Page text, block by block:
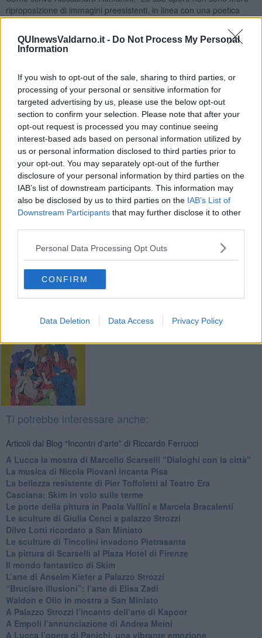
QUInewsValdarno.it - Do Not Process My Personal
Information
If you wish to opt-out of the sale, sharing to third parties, or
processing of your personal or sensitive information for
targeted advertising by us, please use the below opt-out
section to confirm your selection. Please note that after your
opt-out request is processed you may continue seeing
interest-based ads based on personal information utilized by
us or personal information disclosed to third parties prior to
your opt-out. You may separately opt-out of the further
disclosure of your personal information by third parties on the
IAB’s list of downstream participants. This information may
also be disclosed by us to third parties on the IAB’s List of
Downstream Participants that may further disclose it to other
Personal Data Processing Opt Outs
CONFIRM
Data Deletion Data Access Privacy Policy
riproposizione di immagini preesistenti, in linea con una poetica
delle pitcures, semplicemente riconnotate da alterazioni
cromatiche, ma sono frutto di ricomposizioni strutturali frutto di un
processo di editing. Dal cinema non provengono solo delle
Marco Saviozzi si presenta come una pittura di assoluta modernità,
pur contenendo al suo interno uno sguardo al passato e alla storia
della Toscana.
Riccardo Ferrucci
Se vuoi leggere le notizie principali della Toscana iscriviti alla
Newsletter QUInews - ToscanaMedia.Arriva gratis tutti i giorni
alle 20:00 direttamente nella tua casella di posta.
Fotogallery
Ti potrebbe interessare anche:
Articoli dal Blog “Incontri d'arte” di Riccardo Ferrucci
A Lucca la mostra di Marcello Scarselli “Dialoghi con la città"
​La musica di Nicola Piovani incanta Pisa
​La bellezza resistente di Pier Toffoletti al Teatro Era
​Casciana: Skim in volo sulle terme
​Le porte della pittura in Paola Vallini e Marcela Bracalenti
​Le sculture di Giulia Cenci a palazzo Strozzi
​Dilvo Lotti ricordato a San Miniato
​Le sculture di Tincolini invadono Pietrasanta
La pittura di Scarselli al Plaza Hotel di Firenze
​Il mondo fantastico di Skim
​L’arte di Anselm Kiefer a Palazzo Strozzi
​“Bruciare illusioni”: l’arte di Elisa Zadi
​Waldon e Olio in mostra a San Miniato
​A Palazzo Strozzi l’incanto dell’arte di Kapoor
​A Empoli l’annunciazione di Andrea Meini
A Lucca l’opera di Panichi, una vibrante emozione